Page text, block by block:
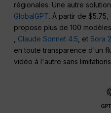
régionales. Une autre
GlobalGPT. À partir de
propose plus de 100
Claude Sonnet 4.5 , etSora
en toute transparence d'un
vidéo à l'autre sans